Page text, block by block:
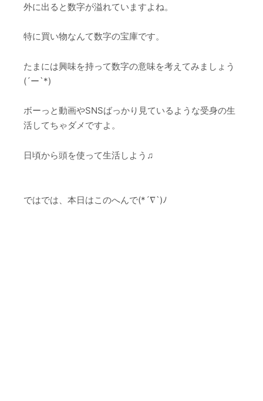
外に出ると数字が溢れていますよね。
特に買い物なんて数字の宝庫です。
たまには興味を持って数字の意味を考えてみましょう
(´ー`*)
ボーっと動画やSNSばっかり見ているような受身の生
活してちゃダメですよ。
日頃から頭を使って生活しよう♫
ではでは、本日はこのへんで(*´∇`)ﾉ